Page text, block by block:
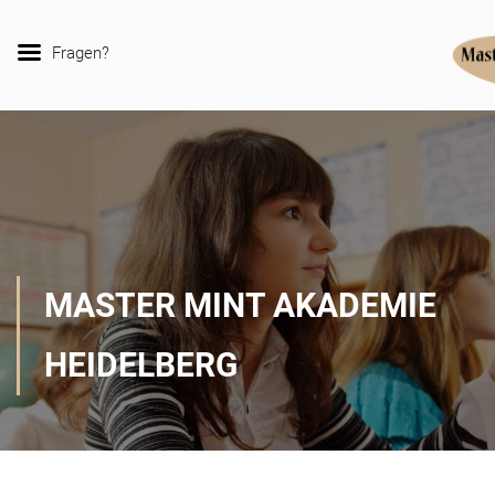
MASTER MINT AKADEMIE
HEIDELBERG
Fragen?